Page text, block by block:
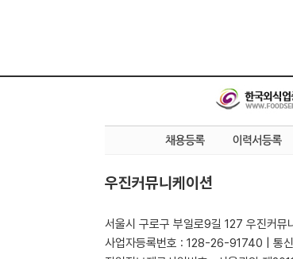
우진커뮤니케이션
서울시 구로구 부일로9길 127 우진커뮤
사업자등록번호 : 128-26-91740 | 통